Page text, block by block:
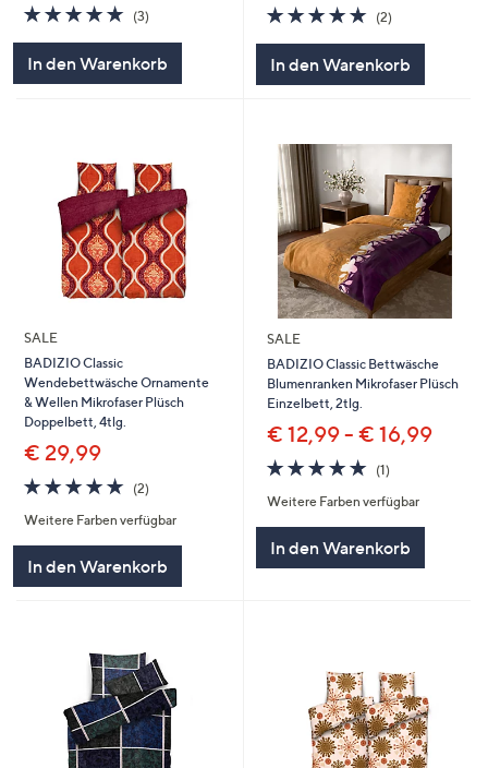
5.0
von
(3)3
In den Warenkorb
5.0
von
(2)2
In den Warenkorb
SALE
BADIZIO Classic
Wendebettwäsche Ornamente
& Wellen Mikrofaser Plüsch
Doppelbett, 4tlg.
€ 29,99
5.0
von
5
(2)2
Weitere Farben verfügbar
In den Warenkorb
SALE
BADIZIO Classic Bettwäsche
Blumenranken Mikrofaser Plüsch
Einzelbett, 2tlg.
€ 12,99 - € 16,99
5.0
von
5
(1)1
Weitere Farben verfügbar
In den Warenkorb